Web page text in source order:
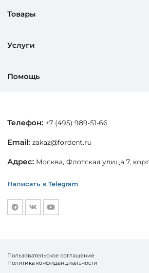
Товары
Услуги
Помощь
Телефон: +7 (495) 989-51-66
Email: zakaz@fordent.ru
Адрес: Москва, Флотская улица 7,
Написать в Telegram
Пользовательское соглашение
Политика конфиденциальности